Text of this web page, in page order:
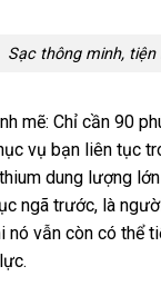
Sạc thông minh, tiện
mẽ: Chỉ cần 90
vụ bạn liên tục
dung lượng
ngã trước, là
nó vẫn còn có thể